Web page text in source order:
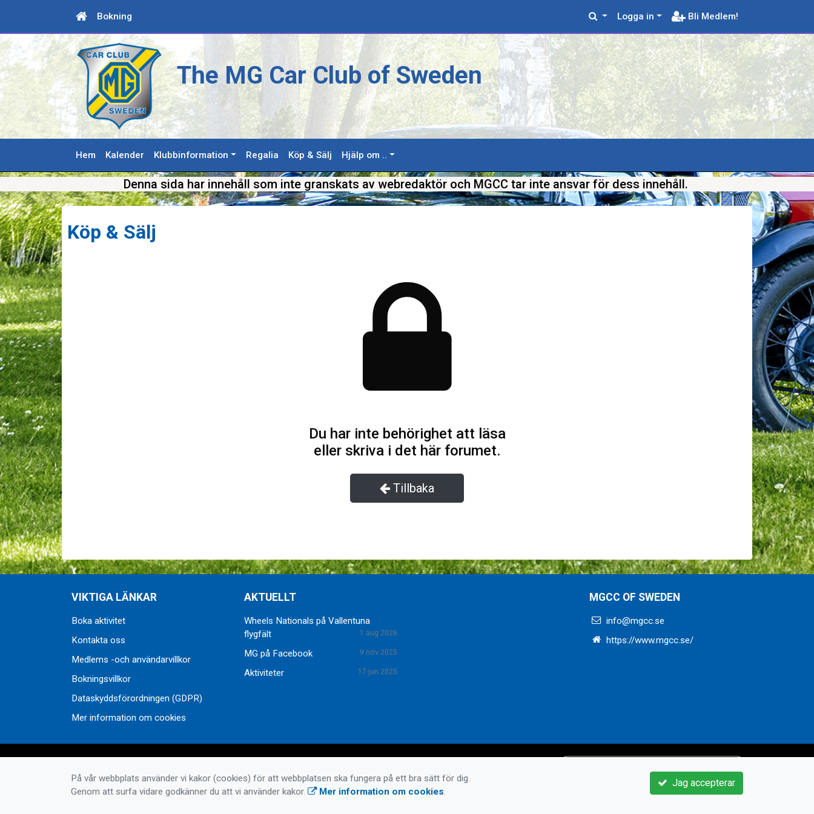
Bokning Logga in Bli Medlem!
The MG Car Club of Sweden
Hem Kalender Klubbinformation Regalia Köp & Sälj Hjälp om ..
Denna sida har innehåll som inte granskats av webredaktör och MGCC tar inte ansvar för dess innehåll.
Köp & Sälj
Du har inte behörighet att läsa
eller skriva i det här forumet.
Tillbaka
VIKTIGA LÄNKAR
Boka aktivitet
Kontakta oss
Medlems -och användarvillkor
Bokningsvillkor
Dataskyddsförordningen (GDPR)
Mer information om cookies
AKTUELLT
Wheels Nationals på Vallentuna
flygfält
1 aug 2026
MG på Facebook 9 nov 2025
Aktiviteter 17 jun 2025
MGCC OF SWEDEN
info@mgcc.se
https://www.mgcc.se/
Jag accepterar
På vår webbplats använder vi kakor (cookies) för att webbplatsen ska fungera på ett bra sätt för dig.
Genom att surfa vidare godkänner du att vi använder kakor.
Mer information om cookies.